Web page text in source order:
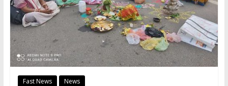
Fast News News